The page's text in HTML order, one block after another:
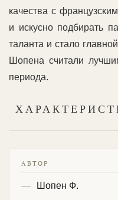
качества с
и искусно подбирать
таланта и стало
Шопена считали
периода.
АВТОР
Шопен Ф.